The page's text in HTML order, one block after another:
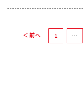
＜ 前へ 1 …